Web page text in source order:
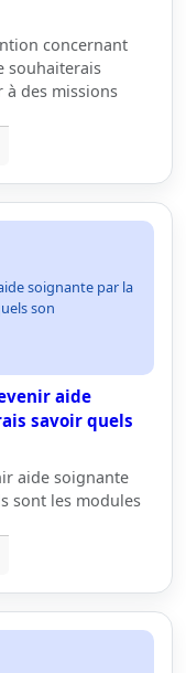
concernant
souhaiterais
à des missions
soignante par la
son
aide
savoir quels
aide soignante
sont les modules